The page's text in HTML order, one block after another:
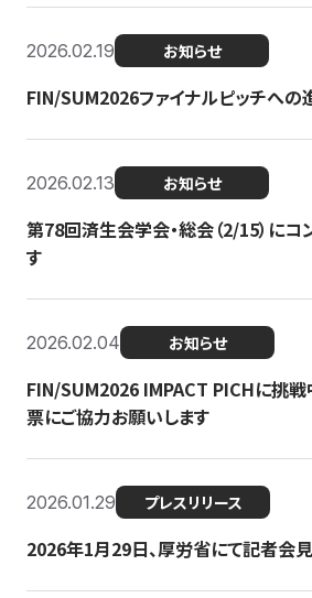
2026.02.19 お知らせ
FIN/SUM2026ファイナルピッチへの
2026.02.13 お知らせ
第78回済生会学会・総会（2/15）に
す
2026.02.04 お知らせ
FIN/SUM2026 IMPACT PICHに挑戦
票にご協力お願いします
2026.01.29 プレスリリース
2026年1月29日、厚労省にて記者会見